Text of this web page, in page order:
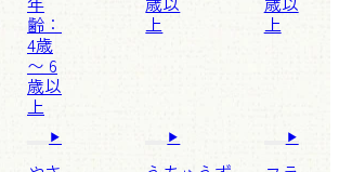
齢：
4歳
〜 6
歳以
上
上 上